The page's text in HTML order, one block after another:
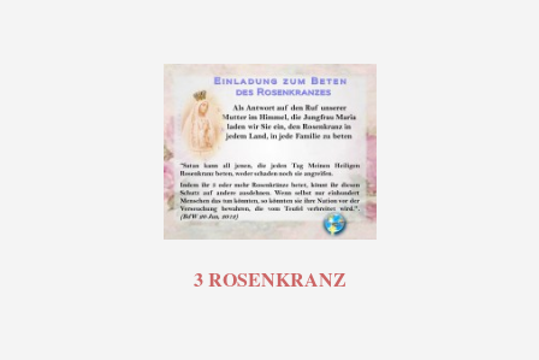
3 ROSENKRANZ